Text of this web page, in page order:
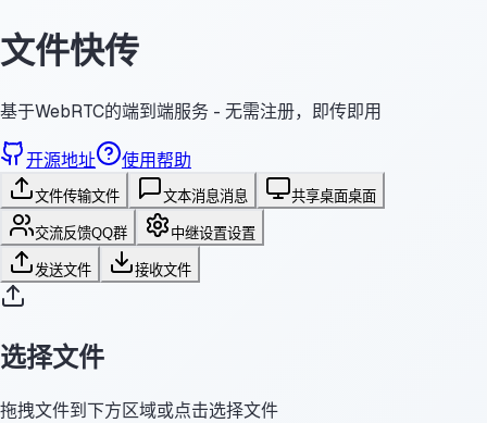
文件快传
基于WebRTC的端到端服务 - 无需注册，即传即用
开源地址 使用帮助
文件传输文件 文本消息消息 共享桌面桌面
交流反馈QQ群 中继设置设置
发送文件 接收文件
选择文件
拖拽文件到下方区域或点击选择文件